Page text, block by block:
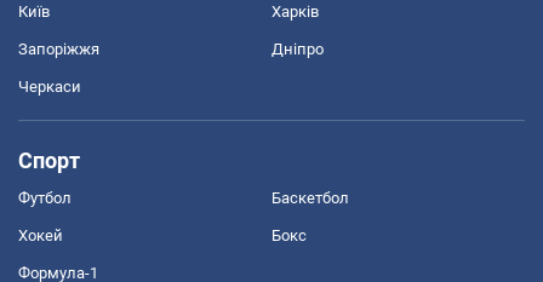
Київ Харків
Запоріжжя Дніпро
Черкаси
Спорт
Футбол Баскетбол
Хокей Бокс
Формула-1